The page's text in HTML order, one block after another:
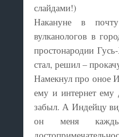
слайдами!)
Накануне в
вулканологов в
простонародии
стал, решил –
Намекнул про оное
ему и интернет ему
забыл. А Индейцу
он меня